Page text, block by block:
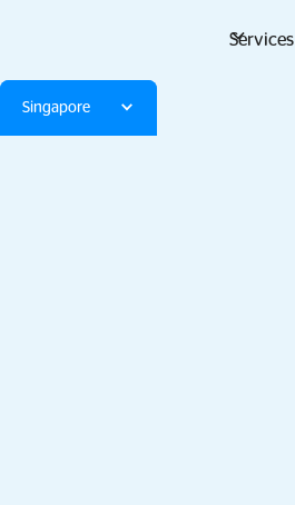
Services
Singapore